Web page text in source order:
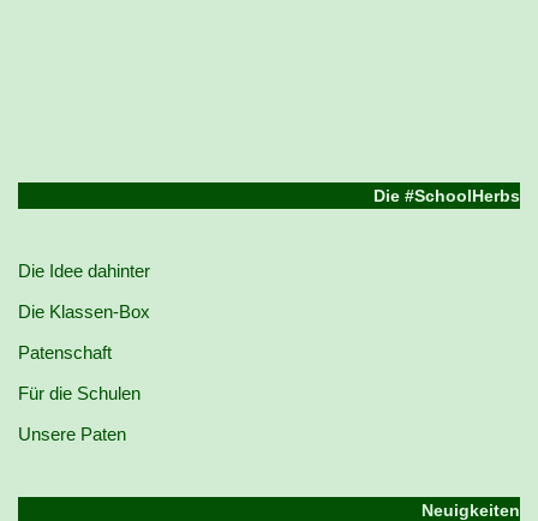
Die #SchoolHerbs
Die Idee dahinter
Die Klassen-Box
Patenschaft
Für die Schulen
Unsere Paten
Neuigkeiten